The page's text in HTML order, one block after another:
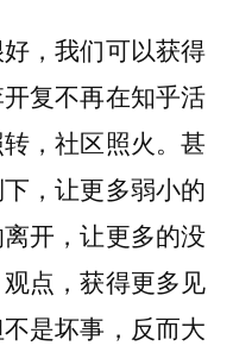
，我们可以获得
复不再在知乎活
，社区照火。甚
，让更多弱小的
开，让更多的没
点，获得更多见
是坏事，反而大